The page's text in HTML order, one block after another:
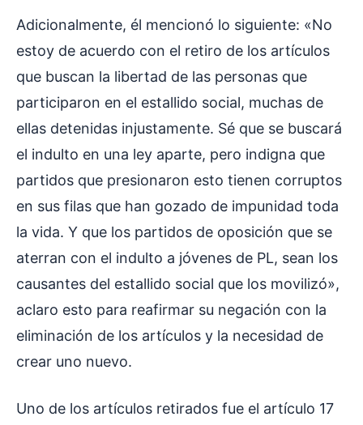
Adicionalmente, él mencionó lo siguiente: «No
estoy de acuerdo con el retiro de los artículos
que buscan la libertad de las personas que
participaron en el estallido social, muchas de
ellas detenidas injustamente. Sé que se buscará
el indulto en una ley aparte, pero indigna que
partidos que presionaron esto tienen corruptos
en sus filas que han gozado de impunidad toda
la vida. Y que los partidos de oposición que se
aterran con el indulto a jóvenes de PL, sean los
causantes del estallido social que los movilizó»,
aclaro esto para reafirmar su negación con la
eliminación de los artículos y la necesidad de
crear uno nuevo.
Uno de los artículos retirados fue el artículo 17